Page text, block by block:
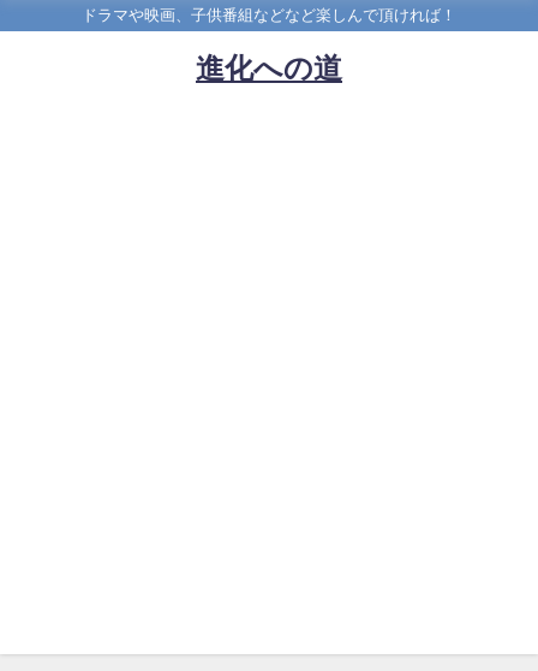
ドラマや映画、子供番組などなど楽しんで頂ければ！
進化への道